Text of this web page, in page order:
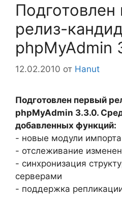
Подготовлен
релиз-
phpMyAdmin
12.02.2010 от Hanut
Подготовлен первый
phpMyAdmin 3.3.0.
добавленных функций:
- новые модули импорта
- отслеживание
- синхронизация
серверами
- поддержка